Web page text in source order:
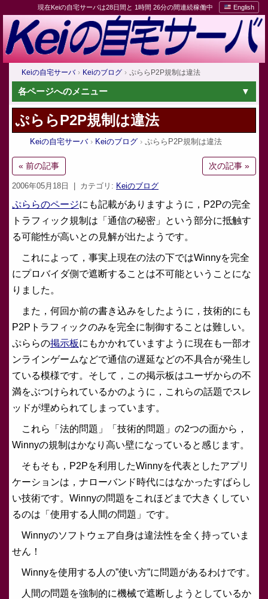
現在Keiの自宅サーバは28日間と 1時間 26分の間連続稼働中 English
Keiの自宅サーバ Keiのブログ ぷららP2P規制は違法
各ページへのメニュー
ぷららP2P規制は違法
Keiの自宅サーバ Keiのブログ ぷららP2P規制は違法
« 前の記事 次の記事 »
2006年05月18日 | カテゴリ: Keiのブログ
ぷららのページにも記載がありますように，P2Pの完全
トラフィック規制は「通信の秘密」という部分に抵触す
る可能性が高いとの見解が出たようです。
これによって，事実上現在の法の下ではWinnyを完全
にプロバイダ側で遮断することは不可能ということにな
りました。
また，何回か前の書き込みをしたように，技術的にも
P2Pトラフィックのみを完全に制御することは難しい。
ぷららの掲示板にもかかれていますように現在も一部オ
ンラインゲームなどで通信の遅延などの不具合が発生し
ている模様です。そして，この掲示板はユーザからの不
満をぶつけられているかのように，これらの話題でスレ
ッドが埋められてしまっています。
これら「法的問題」「技術的問題」の2つの面から，
Winnyの規制はかなり高い壁になっていると感じます。
そもそも，P2Pを利用したWinnyを代表としたアプリ
ケーションは，ナローバンド時代にはなかったすばらし
い技術です。Winnyの問題をこれほどまで大きくしてい
るのは「使用する人間の問題」です。
Winnyのソフトウェア自身は違法性を全く持っていま
せん！
Winnyを使用する人の”使い方”に問題があるわけです。
人間の問題を強制的に機械で遮断しようとしているか